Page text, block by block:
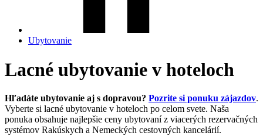
Ubytovanie
Lacné ubytovanie v hoteloch
Hľadáte ubytovanie aj s dopravou? Pozrite si ponuku zájazdov.
Vyberte si lacné ubytovanie v hoteloch po celom svete. Naša
ponuka obsahuje najlepšie ceny ubytovaní z viacerých rezervačných
systémov Rakúskych a Nemeckých cestovných kancelárií.